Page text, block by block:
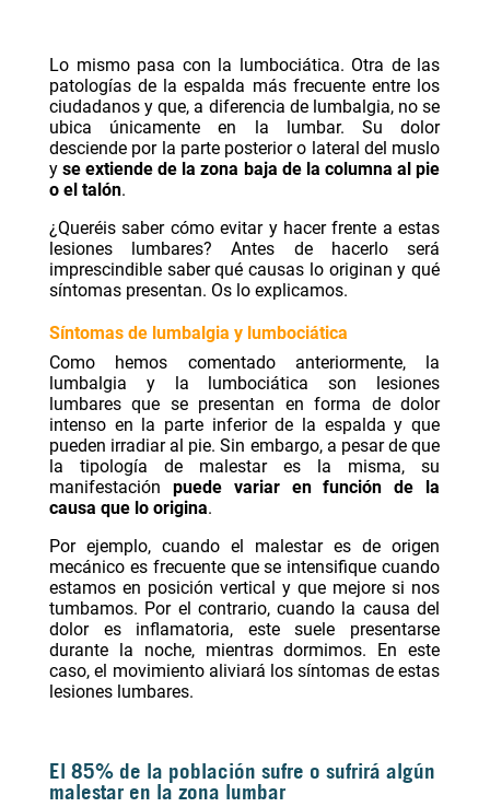
Lo mismo pasa con la lumbociática. Otra de las
patologías de la espalda más frecuente entre los
ciudadanos y que, a diferencia de lumbalgia, no se
ubica únicamente en la lumbar. Su dolor
desciende por la parte posterior o lateral del muslo
yse extiende de la zona baja de la columna al pie
o el talón.
¿Queréis saber cómo evitar y hacer frente a estas
lesiones lumbares? Antes de hacerlo será
imprescindible saber qué causas lo originan y qué
síntomas presentan. Os lo explicamos.
Síntomas de lumbalgia y lumbociática
Como hemos comentado anteriormente, la
lumbalgia y la lumbociática son lesiones
lumbares que se presentan en forma de dolor
intenso en la parte inferior de la espalda y que
pueden irradiar al pie. Sin embargo, a pesar de que
la tipología de malestar es la misma, su
manifestación puede variar en función de la
causa que lo origina.
Por ejemplo, cuando el malestar es de origen
mecánico es frecuente que se intensifique cuando
estamos en posición vertical y que mejore si nos
tumbamos. Por el contrario, cuando la causa del
dolor es inflamatoria, este suele presentarse
durante la noche, mientras dormimos. En este
caso, el movimiento aliviará los síntomas de estas
lesiones lumbares.
El 85% de la población sufre o sufrirá algún
malestar en la zona lumbar